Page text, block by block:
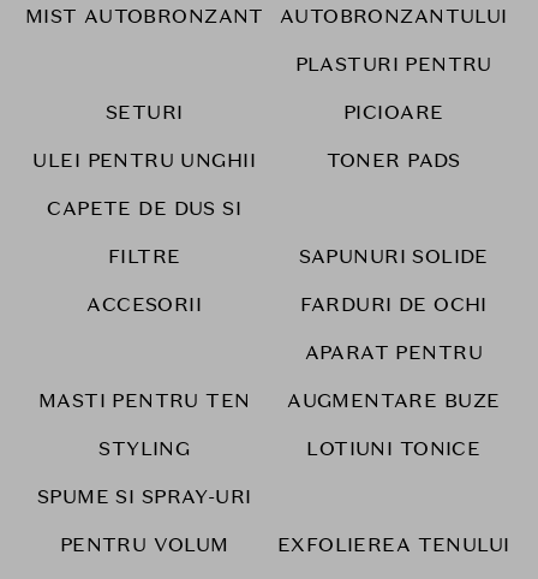
MIST AUTOBRONZANT
AUTOBRONZANTULUI
SETURI
PLASTURI PENTRU
PICIOARE
ULEI PENTRU UNGHII
TONER PADS
CAPETE DE DUS SI
FILTRE
SAPUNURI SOLIDE
ACCESORII
FARDURI DE OCHI
MASTI PENTRU TEN
APARAT PENTRU
AUGMENTARE BUZE
STYLING
LOTIUNI TONICE
SPUME SI SPRAY-URI
PENTRU VOLUM
EXFOLIEREA TENULUI